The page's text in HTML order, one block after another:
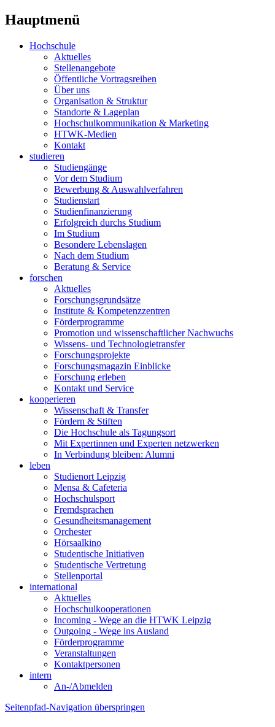
Hauptmenü
Hochschule
Aktuelles
Stellenangebote
Öffentliche Vortragsreihen
Über uns
Organisation & Struktur
Standorte & Lageplan
Hochschulkommunikation & Marketing
HTWK-Medien
Kontakt
studieren
Studiengänge
Vor dem Studium
Bewerbung & Auswahlverfahren
Studienstart
Studienfinanzierung
Erfolgreich durchs Studium
Im Studium
Besondere Lebenslagen
Nach dem Studium
Beratung & Service
forschen
Aktuelles
Forschungsgrundsätze
Institute & Kompetenzzentren
Förderprogramme
Promotion und wissenschaftlicher Nachwuchs
Wissens- und Technologietransfer
Forschungsprojekte
Forschungsmagazin Einblicke
Forschung erleben
Kontakt und Service
kooperieren
Wissenschaft & Transfer
Fördern & Stiften
Die Hochschule als Tagungsort
Mit Expertinnen und Experten netzwerken
In Verbindung bleiben: Alumni
leben
Studienort Leipzig
Mensa & Cafeteria
Hochschulsport
Fremdsprachen
Gesundheitsmanagement
Orchester
Hörsaalkino
Studentische Initiativen
Studentische Vertretung
Stellenportal
international
Aktuelles
Hochschulkooperationen
Incoming - Wege an die HTWK Leipzig
Outgoing - Wege ins Ausland
Förderprogramme
Veranstaltungen
Kontaktpersonen
intern
An-/Abmelden
Seitenpfad-Navigation überspringen